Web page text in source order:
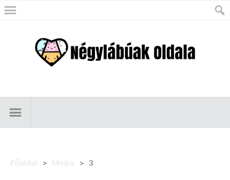
Főoldal > Média > 3